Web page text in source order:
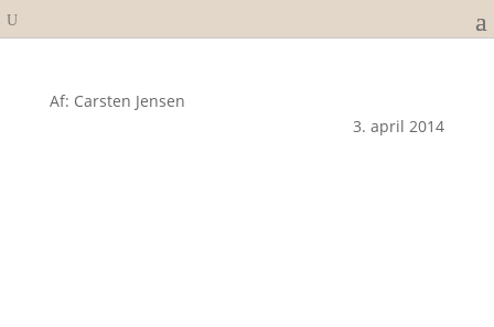
Af: Carsten Jensen
3. april 2014